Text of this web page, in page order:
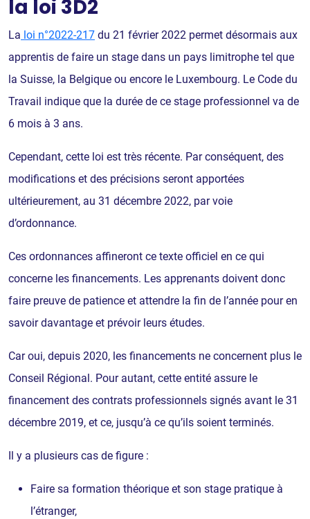
la loi 3D2
La loi n°2022-217 du 21 février 2022 permet désormais aux
apprentis de faire un stage dans un pays limitrophe tel que
la Suisse, la Belgique ou encore le Luxembourg. Le Code du
Travail indique que la durée de ce stage professionnel va de
6 mois à 3 ans.
Cependant, cette loi est très récente. Par conséquent, des
modifications et des précisions seront apportées
ultérieurement, au 31 décembre 2022, par voie
d’ordonnance.
Ces ordonnances affineront ce texte officiel en ce qui
concerne les financements. Les apprenants doivent donc
faire preuve de patience et attendre la fin de l’année pour en
savoir davantage et prévoir leurs études.
Car oui, depuis 2020, les financements ne concernent plus le
Conseil Régional. Pour autant, cette entité assure le
financement des contrats professionnels signés avant le 31
décembre 2019, et ce, jusqu’à ce qu’ils soient terminés.
Il y a plusieurs cas de figure :
Faire sa formation théorique et son stage pratique à
l’étranger,